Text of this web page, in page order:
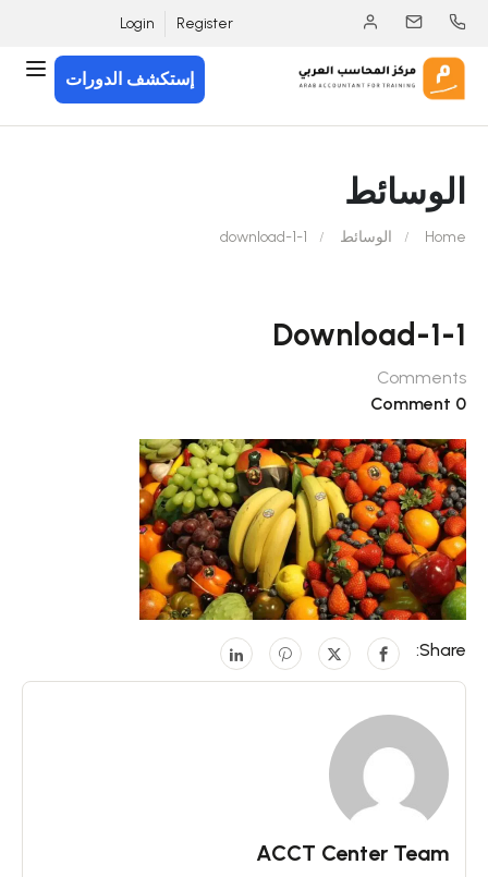
Register
Login
إستكشف الدورات
الوسائط
Home الوسائط download-1-1
Download-1-1
Comments
0 Comment
Share:
ACCT Center Team